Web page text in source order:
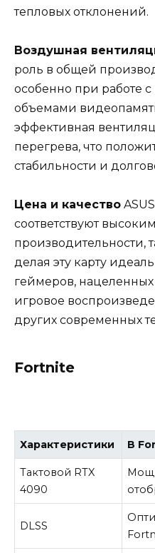
тепловых отклонений.
Воздушная
роль в общей
особенно при работе
объемами
эффективная
перегрева, что
стабильности и
Цена и качество
соответствуют
производительности,
делая эту карту
геймеров,
игровое
других современных
Fortnite
Характеристики В
Тактовой RTX
4090
DLSS